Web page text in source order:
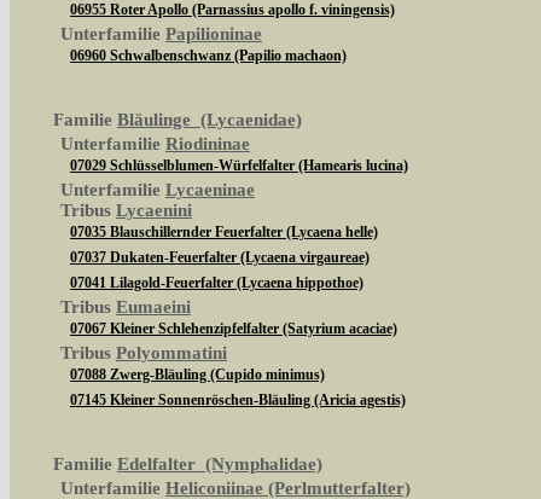
06955 Roter Apollo (Parnassius apollo f. viningensis)
Unterfamilie Papilioninae
06960 Schwalbenschwanz (Papilio machaon)
Familie Bläulinge (Lycaenidae)
Unterfamilie Riodininae
07029 Schlüsselblumen-Würfelfalter (Hamearis lucina)
Unterfamilie Lycaeninae
Tribus Lycaenini
07035 Blauschillernder Feuerfalter (Lycaena helle)
07037 Dukaten-Feuerfalter (Lycaena virgaureae)
07041 Lilagold-Feuerfalter (Lycaena hippothoe)
Tribus Eumaeini
07067 Kleiner Schlehenzipfelfalter (Satyrium acaciae)
Tribus Polyommatini
07088 Zwerg-Bläuling (Cupido minimus)
07145 Kleiner Sonnenröschen-Bläuling (Aricia agestis)
Familie Edelfalter (Nymphalidae)
Unterfamilie Heliconiinae (Perlmutterfalter)